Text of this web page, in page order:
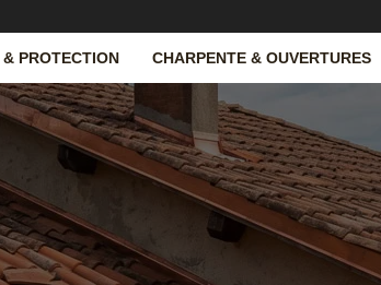
PROTECTION CHARPENTE & OUVERTURES